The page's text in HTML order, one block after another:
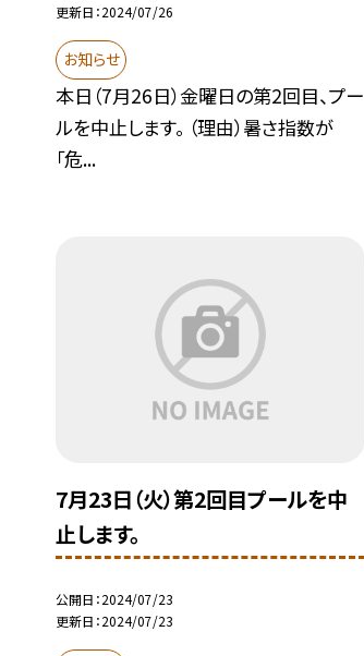
更新日 2024/07/26
お知らせ
本日（7月26日）金曜日の第2回目、プー
ルを中止します。 （理由）暑さ指数が
「危...
7月23日（火）第2回目プールを中
止します。
公開日 2024/07/23
更新日 2024/07/23